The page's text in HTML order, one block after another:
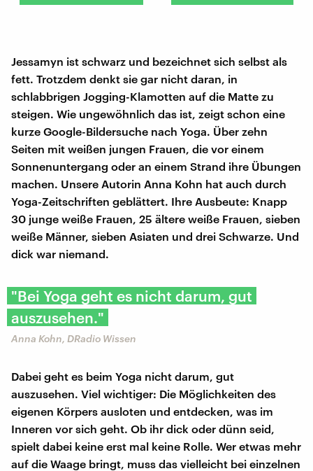
Jessamyn ist schwarz und bezeichnet sich selbst als
fett. Trotzdem denkt sie gar nicht daran, in
schlabbrigen Jogging-Klamotten auf die Matte zu
steigen. Wie ungewöhnlich das ist, zeigt schon eine
kurze Google-Bildersuche nach Yoga. Über zehn
Seiten mit weißen jungen Frauen, die vor einem
Sonnenuntergang oder an einem Strand ihre Übungen
machen. Unsere Autorin Anna Kohn hat auch durch
Yoga-Zeitschriften geblättert. Ihre Ausbeute: Knapp
30 junge weiße Frauen, 25 ältere weiße Frauen, sieben
weiße Männer, sieben Asiaten und drei Schwarze. Und
dick war niemand.
"Bei Yoga geht es nicht darum, gut
auszusehen."
Anna Kohn, DRadio Wissen
Dabei geht es beim Yoga nicht darum, gut
auszusehen. Viel wichtiger: Die Möglichkeiten des
eigenen Körpers ausloten und entdecken, was im
Inneren vor sich geht. Ob ihr dick oder dünn seid,
spielt dabei keine erst mal keine Rolle. Wer etwas mehr
auf die Waage bringt, muss das vielleicht bei einzelnen